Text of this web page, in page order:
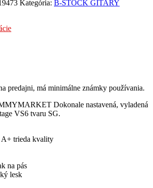
Kategória: B-STOCK GITARY
predajni, má minimálne známky používania.
Dokonale nastavená, vyladená
VS6 tvaru SG.
A+ trieda kvality
na pás
lesk